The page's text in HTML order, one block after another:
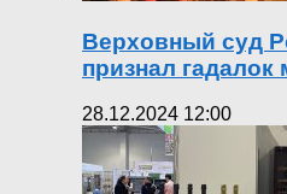
Верховный суд
признал
28.12.2024 12:00